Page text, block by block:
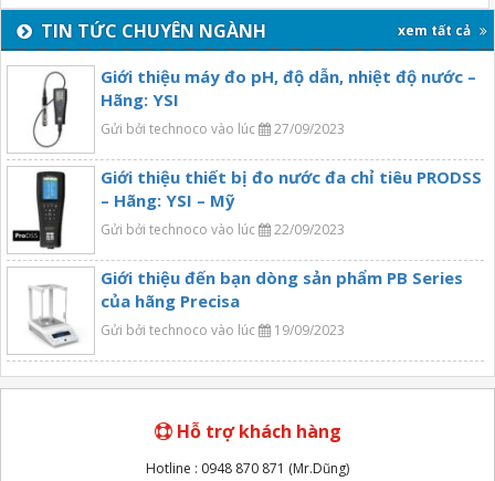
TIN TỨC CHUYÊN NGÀNH xem tất cả
Giới thiệu máy đo pH, độ dẫn, nhiệt độ nước –
Hãng: YSI
Gửi bởi technoco vào lúc 27/09/2023
Giới thiệu thiết bị đo nước đa chỉ tiêu PRODSS
– Hãng: YSI – Mỹ
Gửi bởi technoco vào lúc 22/09/2023
Giới thiệu đến bạn dòng sản phẩm PB Series
của hãng Precisa
Gửi bởi technoco vào lúc 19/09/2023
Hỗ trợ khách hàng
Hotline : 0948 870 871 (Mr.Dũng)